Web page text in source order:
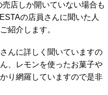
店しか開いていない場合も
の店員さんに聞いた人
紹介します。
んに詳しく聞いていますの
、レモンを使ったお菓子や
り網羅していますので是非